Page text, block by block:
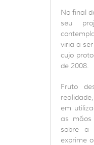
No final
seu
viria a
cujo
de 2008.
Fruto
em
as mãos
sobre a
exprime